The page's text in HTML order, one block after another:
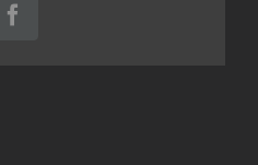
Facebook